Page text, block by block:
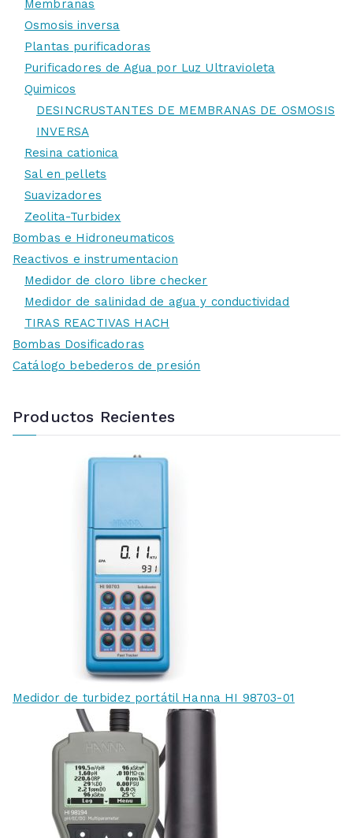
Membranas
Osmosis inversa
Plantas purificadoras
Purificadores de Agua por Luz Ultravioleta
Quimicos
DESINCRUSTANTES DE MEMBRANAS DE OSMOSIS
INVERSA
Resina cationica
Sal en pellets
Suavizadores
Zeolita-Turbidex
Bombas e Hidroneumaticos
Reactivos e instrumentacion
Medidor de cloro libre checker
Medidor de salinidad de agua y conductividad
TIRAS REACTIVAS HACH
Bombas Dosificadoras
Catálogo bebederos de presión
Productos Recientes
Medidor de turbidez portátil Hanna HI 98703-01